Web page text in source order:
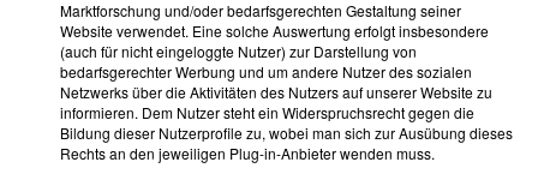
Marktforschung und/oder bedarfsgerechten Gestaltung seiner
Website verwendet. Eine solche Auswertung erfolgt insbesondere
(auch für nicht eingeloggte Nutzer) zur Darstellung von
bedarfsgerechter Werbung und um andere Nutzer des sozialen
Netzwerks über die Aktivitäten des Nutzers auf unserer Website zu
informieren. Dem Nutzer steht ein Widerspruchsrecht gegen die
Bildung dieser Nutzerprofile zu, wobei man sich zur Ausübung dieses
Rechts an den jeweiligen Plug-in-Anbieter wenden muss.